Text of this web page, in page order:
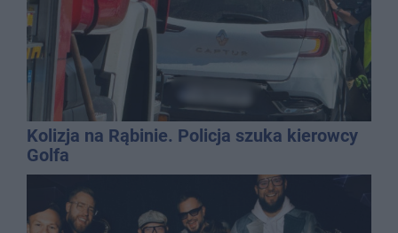
Kolizja na Rąbinie. Policja szuka kierowcy
Golfa